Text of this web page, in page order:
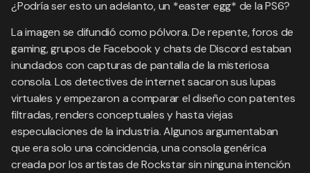
¿Podría ser esto un adelanto, un *easter egg* de la PS6?
La imagen se difundió como pólvora. De repente, foros de
gaming, grupos de Facebook y chats de Discord estaban
inundados con capturas de pantalla de la misteriosa
consola. Los detectives de internet sacaron sus lupas
virtuales y empezaron a comparar el diseño con patentes
filtradas, renders conceptuales y hasta viejas
especulaciones de la industria. Algunos argumentaban
que era solo una coincidencia, una consola genérica
creada por los artistas de Rockstar sin ninguna intención